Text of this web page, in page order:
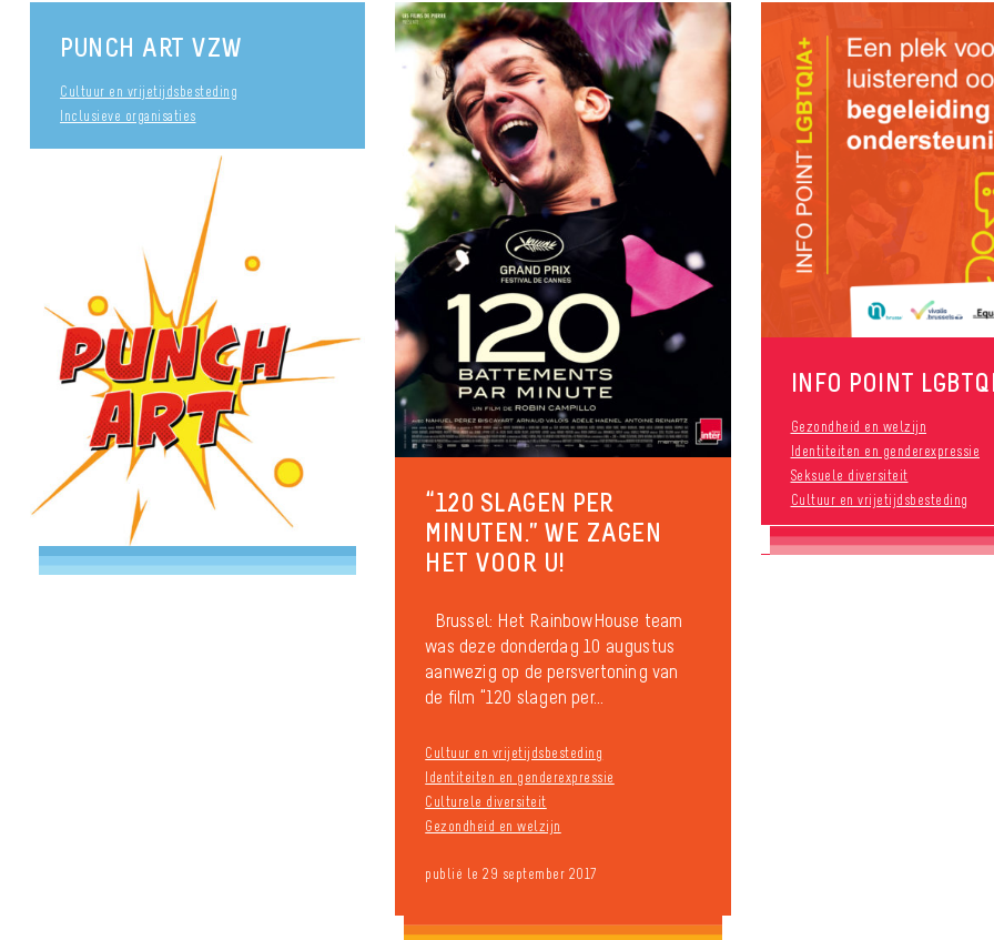
PUNCH ART VZW
Cultuur en vrijetijdsbesteding
Inclusieve organisaties
“120 SLAGEN PER
MINUTEN.” WE ZAGEN
HET VOOR U!
Brussel: Het RainbowHouse team
was deze donderdag 10 augustus
aanwezig op de persvertoning van
de film “120 slagen per...
Cultuur en vrijetijdsbesteding
Identiteiten en genderexpressie
Culturele diversiteit
Gezondheid en welzijn
publié le 29 september 2017
INFO POINT
Gezondheid en welzijn
Identiteiten en genderexpressie
Seksuele diversiteit
Cultuur en vrijetijdsbesteding